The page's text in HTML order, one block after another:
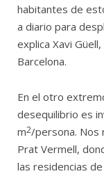
habitantes de
a diario para
explica Xavi
Barcelona.
En el otro
desequilibrio es
m2/persona. Nos
Prat Vermell,
las residencias